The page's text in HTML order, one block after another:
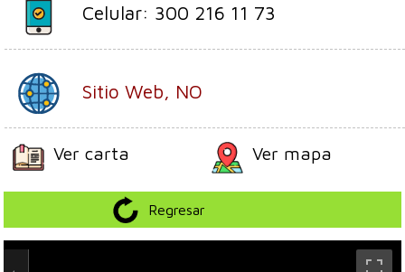
Celular: 300 216 11 73
Sitio Web, NO
Ver carta Ver mapa
Regresar